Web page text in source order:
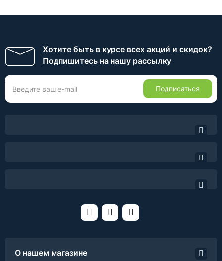
Хотите быть в курсе всех акций и скидок?
Подпишитесь на нашу рассылку
Подписаться
О нашем магазине